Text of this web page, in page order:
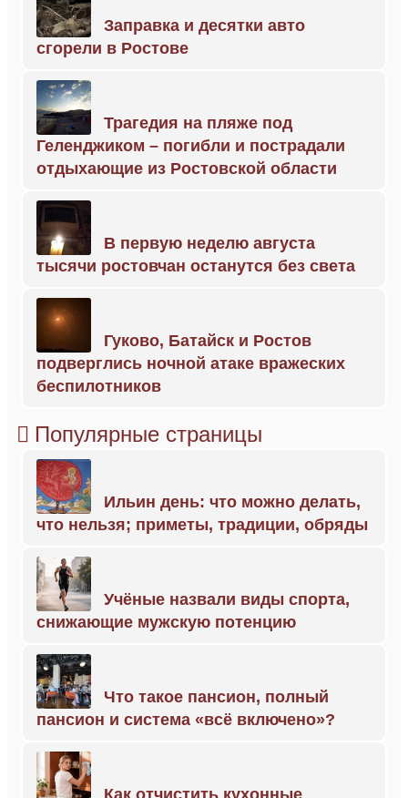
Заправка и десятки авто
сгорели в Ростове
Трагедия на пляже под
Геленджиком – погибли и пострадали
отдыхающие из Ростовской области
В первую неделю августа
тысячи ростовчан останутся без света
Гуково, Батайск и Ростов
подверглись ночной атаке вражеских
беспилотников
Популярные страницы
Ильин день: что можно делать,
что нельзя; приметы, традиции, обряды
Учёные назвали виды спорта,
снижающие мужскую потенцию
Что такое пансион, полный
пансион и система «всё включено»?